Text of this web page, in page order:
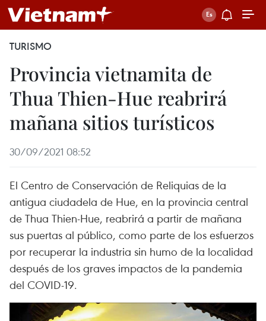
TURISMO
Provincia vietnamita de
Thua Thien-Hue reabrirá
mañana sitios turísticos
30/09/2021 08:52
El Centro de Conservación de Reliquias de la
antigua ciudadela de Hue, en la provincia central
de Thua Thien-Hue, reabrirá a partir de mañana
sus puertas al público, como parte de los esfuerzos
por recuperar la industria sin humo de la localidad
después de los graves impactos de la pandemia
del COVID-19.